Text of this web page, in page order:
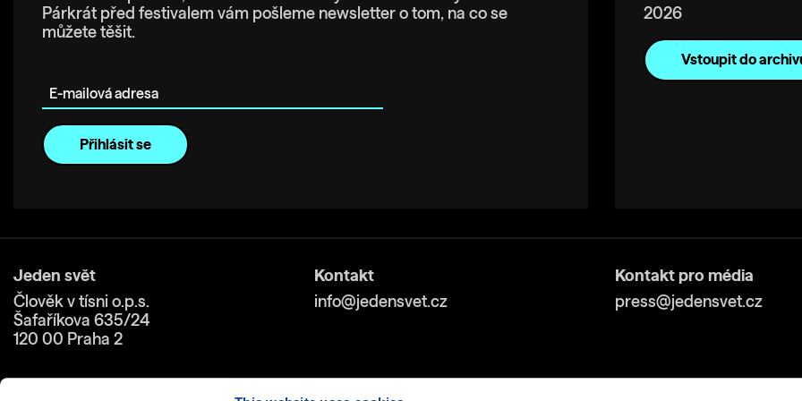
Párkrát před festivalem vám pošleme newsletter o tom, na co se
můžete těšit.
2026
Vstoupit do
Jeden svět
Člověk v tísni o.p.s.
Šafaříkova 635/24
120 00 Praha 2
Kontakt
info@jedensvet.cz
Kontakt pro média
press@jedensvet.cz